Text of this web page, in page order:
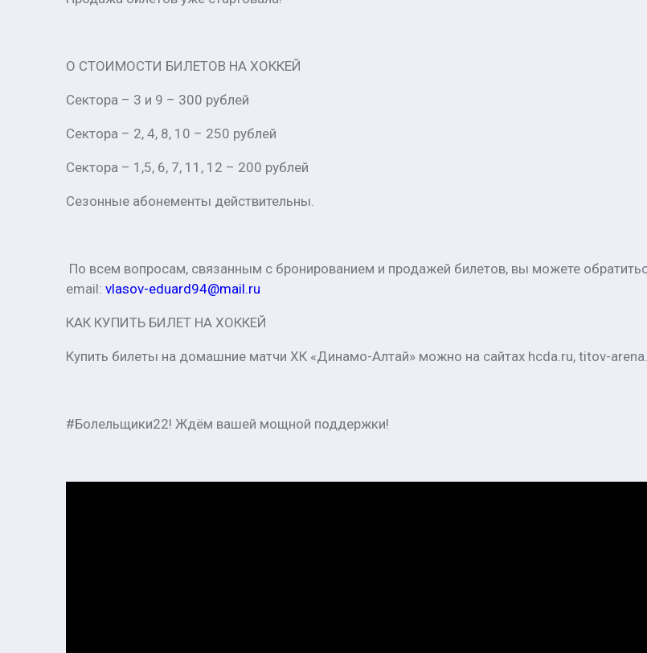
О СТОИМОСТИ БИЛЕТОВ НА ХОККЕЙ
Сектора – 3 и 9 – 300 рублей
Сектора – 2, 4, 8, 10 – 250 рублей
Сектора – 1,5, 6, 7, 11, 12 – 200 рублей
Сезонные абонементы действительны.
По всем вопросам, связанным с бронированием и продажей билетов, вы можете
email: vlasov-eduard94@mail.ru
КАК КУПИТЬ БИЛЕТ НА ХОККЕЙ
Купить билеты на домашние матчи ХК «Динамо-Алтай» можно на сайтах hcda.ru, titov-
#Болельщики22! Ждём вашей мощной поддержки!